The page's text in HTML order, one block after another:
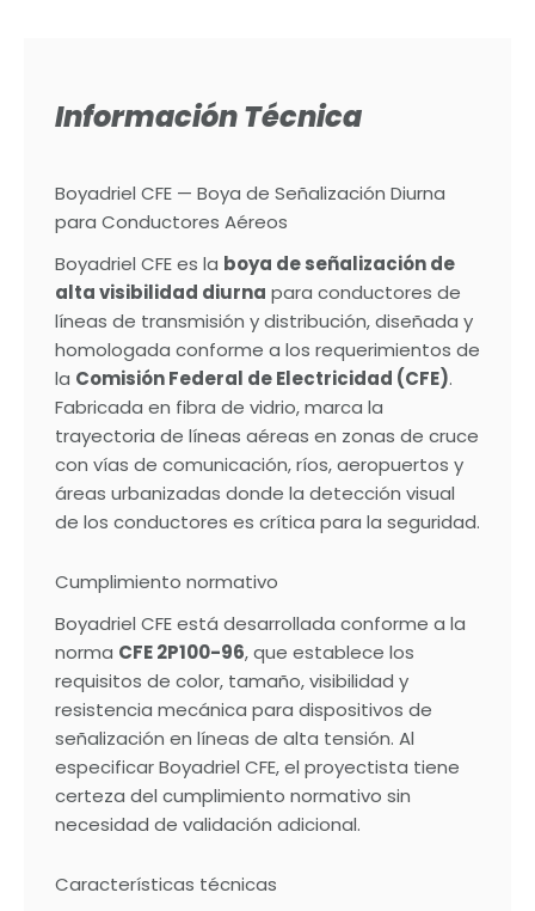
Información Técnica
Boyadriel CFE — Boya de Señalización Diurna
para Conductores Aéreos
Boyadriel CFE es la boya de señalización de
alta visibilidad diurna para conductores de
líneas de transmisión y distribución, diseñada y
homologada conforme a los requerimientos de
la Comisión Federal de Electricidad (CFE).
Fabricada en fibra de vidrio, marca la
trayectoria de líneas aéreas en zonas de cruce
con vías de comunicación, ríos, aeropuertos y
áreas urbanizadas donde la detección visual
de los conductores es crítica para la seguridad.
Cumplimiento normativo
Boyadriel CFE está desarrollada conforme a la
norma CFE 2P100-96, que establece los
requisitos de color, tamaño, visibilidad y
resistencia mecánica para dispositivos de
señalización en líneas de alta tensión. Al
especificar Boyadriel CFE, el proyectista tiene
certeza del cumplimiento normativo sin
necesidad de validación adicional.
Características técnicas